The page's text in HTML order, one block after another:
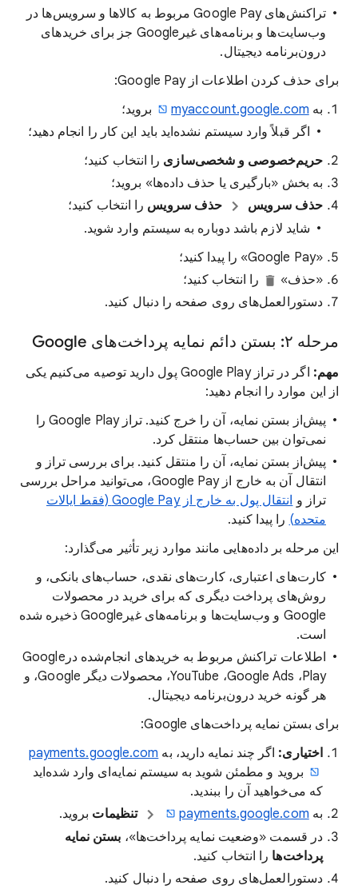
تراکنش‌های Google Pay مربوط به کالاها و سرویس‌ها در
وب‌سایت‌ها و برنامه‌های غیرGoogle جز برای خرید‌های
درون‌برنامه دیجیتال.
برای حذف کردن اطلاعات از Google Pay:
به myaccount.google.com
بروید؛
اگر قبلاً وارد سیستم نشده‌اید باید این کار را انجام دهید؛
حریم‌خصوصی و شخصی‌سازی را انتخاب کنید؛
به بخش «بارگیری یا حذف داده‌ها» بروید؛
حذف سرویس
حذف سرویس را انتخاب کنید؛
شاید لازم باشد دوباره به سیستم وارد شوید.
«Google Pay» را پیدا کنید؛
«حذف»
را انتخاب کنید؛
دستورالعمل‌های روی صفحه را دنبال کنید.
مرحله ۲: بستن دائم نمایه پرداخت‌های Google
مهم:
اگر در تراز Google Play پول دارید توصیه می‌کنیم یکی
از این موارد را انجام دهید:
پیش‌از بستن نمایه، آن را خرج کنید. تراز Google Play را
نمی‌توان بین حساب‌ها منتقل کرد.
پیش‌از بستن نمایه، آن را منتقل کنید. برای بررسی تراز و
انتقال آن به خارج از Google Pay، می‌توانید مراحل بررسی
تراز و
انتقال پول به خارج از Google Pay (فقط ایالات
متحده) را پیدا کنید.
این مرحله بر داده‌هایی مانند موارد زیر تأثیر می‌گذارد:
کارت‌های اعتباری، کارت‌های نقدی، حساب‌های بانکی، و
روش‌های پرداخت دیگری که برای خرید در محصولات
Google و وب‌سایت‌ها و برنامه‌های غیرGoogle ذخیره شده
است.
اطلاعات تراکنش مربوط به خریدهای انجام‌شده درGoogle
Play، ‏Google Ads، ‏YouTube، محصولات دیگر Google، و
هر گونه خرید درون‌برنامه دیجیتال.
برای بستن نمایه پرداخت‌های Google:
اختیاری: اگر چند نمایه دارید، به payments.google.com
بروید و مطمئن شوید به سیستم نمایه‌ای وارد شده‌اید
که می‌خواهید آن را ببندید.
به payments.google.com تنظیمات بروید.
در قسمت «وضعیت نمایه پرداخت‌ها»، بستن نمایه
پرداخت‌ها را انتخاب کنید.
دستورالعمل‌های روی صفحه را دنبال کنید.